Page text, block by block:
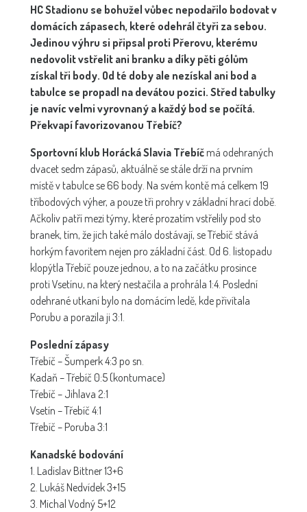
HC Stadionu se bohužel vůbec nepodařilo bodovat v
domácích zápasech, které odehrál čtyři za sebou.
Jedinou výhru si připsal proti Přerovu, kterému
nedovolit vstřelit ani branku a díky pěti gólům
získal tři body. Od té doby ale nezískal ani bod a
tabulce se propadl na devátou pozici. Střed tabulky
je navíc velmi vyrovnaný a každý bod se počítá.
Překvapí favorizovanou Třebíč?
Sportovní klub Horácká Slavia Třebíč má odehraných
dvacet sedm zápasů, aktuálně se stále drží na prvním
místě v tabulce se 66 body. Na svém kontě má celkem 19
tříbodových výher, a pouze tři prohry v základní hrací době.
Ačkoliv patří mezi týmy, které prozatím vstřelily pod sto
branek, tím, že jich také málo dostávají, se Třebíč stává
horkým favoritem nejen pro základní část. Od 6. listopadu
klopýtla Třebíč pouze jednou, a to na začátku prosince
proti Vsetínu, na který nestačila a prohrála 1:4. Poslední
odehrané utkaní bylo na domácím ledě, kde přivítala
Porubu a porazila ji 3:1.
Poslední zápasy
Třebíč – Šumperk 4:3 po sn.
Kadaň – Třebíč 0:5 (kontumace)
Třebíč – Jihlava 2:1
Vsetín – Třebíč 4:1
Třebíč – Poruba 3:1
Kanadské bodování
1. Ladislav Bittner 13+6
2. Lukáš Nedvídek 3+15
3. Michal Vodný 5+12